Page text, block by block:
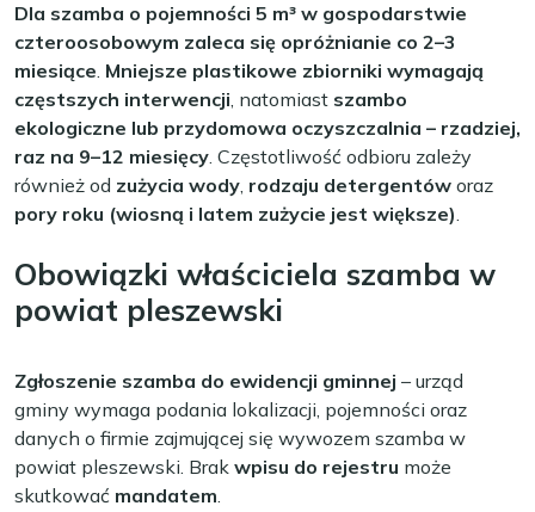
Dla szamba o pojemności 5 m³ w gospodarstwie
czteroosobowym zaleca się opróżnianie co 2–3
miesiące. Mniejsze plastikowe zbiorniki wymagają
częstszych interwencji, natomiast szambo
ekologiczne lub przydomowa oczyszczalnia – rzadziej,
raz na 9–12 miesięcy. Częstotliwość odbioru zależy
również od zużycia wody, rodzaju detergentów oraz
pory roku (wiosną i latem zużycie jest większe).
Obowiązki właściciela szamba w
powiat pleszewski
Zgłoszenie szamba do ewidencji gminnej – urząd
gminy wymaga podania lokalizacji, pojemności oraz
danych o firmie zajmującej się wywozem szamba w
powiat pleszewski. Brak wpisu do rejestru może
skutkować mandatem.